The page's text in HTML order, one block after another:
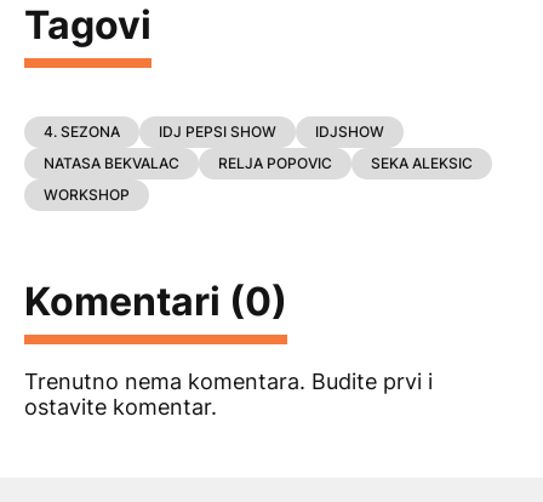
Tagovi
4. SEZONA IDJ PEPSI SHOW
IDJSHOW
NATASA BEKVALAC
RELJA POPOVIC
SEKA ALEKSIC
WORKSHOP
Komentari (0)
Trenutno nema komentara. Budite prvi i
ostavite komentar.